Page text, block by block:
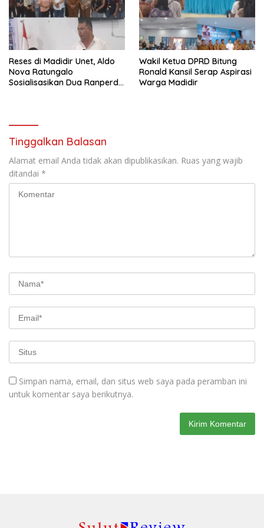
Reses di Madidir Unet, Aldo
Nova Ratungalo
Sosialisasikan Dua Ranperda
Wakil Ketua DPRD Bitung
Ronald Kansil Serap Aspirasi
Warga Madidir
Tinggalkan Balasan
Alamat email Anda tidak akan dipublikasikan. Ruas yang wajib
ditandai *
Simpan nama, email, dan situs web saya pada peramban ini
untuk komentar saya berikutnya.